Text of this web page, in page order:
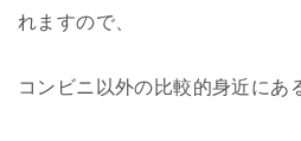
れますので、
コンビニ以外の比較的身近にあ